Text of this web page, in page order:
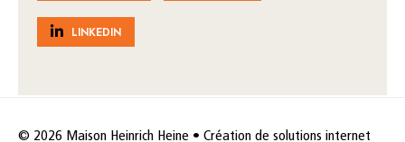
LINKEDIN
© 2026 Maison Heinrich Heine • Création de solutions internet